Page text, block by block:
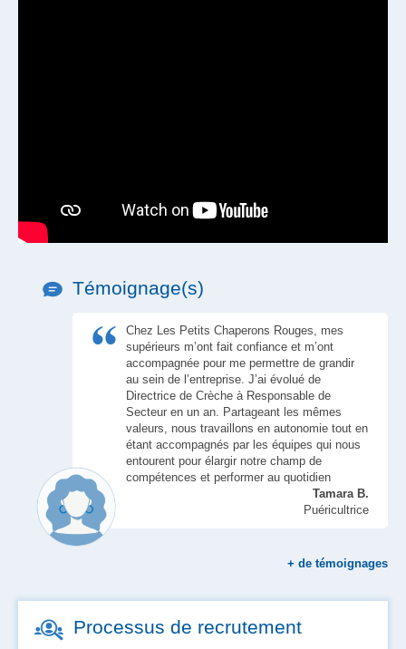
Témoignage(s)
Chez Les Petits Chaperons Rouges, mes
supérieurs m’ont fait confiance et m’ont
accompagnée pour me permettre de grandir
au sein de l’entreprise. J’ai évolué de
Directrice de Crèche à Responsable de
Secteur en un an. Partageant les mêmes
valeurs, nous travaillons en autonomie tout en
étant accompagnés par les équipes qui nous
entourent pour élargir notre champ de
compétences et performer au quotidien
Tamara B.
Puéricultrice
+ de témoignages
Processus de recrutement